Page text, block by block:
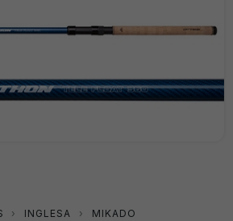
› INGLESA › MIKADO